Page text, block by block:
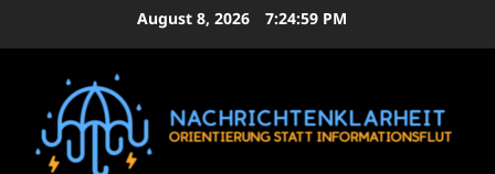
August 8, 2026 7:25:00 PM